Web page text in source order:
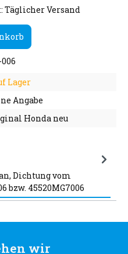
Täglicher Versand
Lager
Angabe
Honda neu
Dichtung vom
bzw. 45520MG7006
wir